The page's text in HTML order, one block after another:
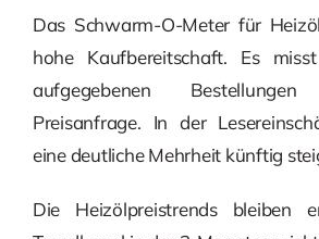
Das Schwarm-O-Meter für
hohe Kaufbereitschaft. Es
aufgegebenen
Preisanfrage. In der
eine deutliche Mehrheit künftig
Die Heizölpreistrends bleiben